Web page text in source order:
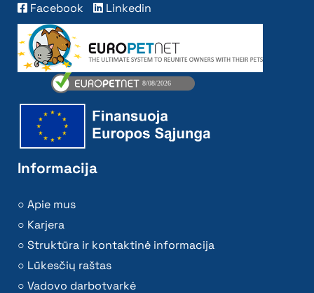
Facebook
Linkedin
Informacija
Apie mus
Karjera
Struktūra ir kontaktinė informacija
Lūkesčių raštas
Vadovo darbotvarkė